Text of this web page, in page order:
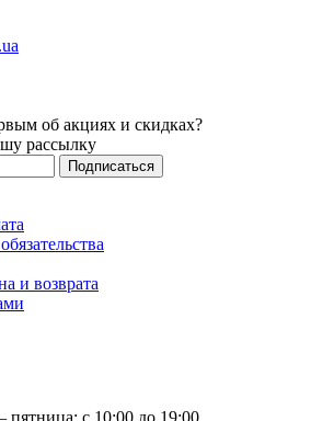
об акциях и скидках?
рассылку
Подписаться
и возврата
пятница: с 10:00 до 19:00,